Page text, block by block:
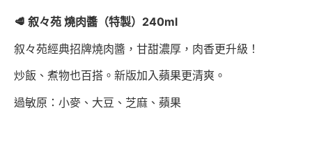
🥩 叙々苑 燒肉醬（特製）240ml
叙々苑經典招牌燒肉醬，甘甜濃厚，肉香更升級！
炒飯、煮物也百搭。新版加入蘋果更清爽。
過敏原：小麥、大豆、芝麻、蘋果